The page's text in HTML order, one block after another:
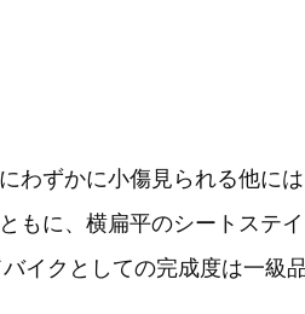
わずかに小傷見られる他に
もに、横扁平のシートステ
イクとしての完成度は一級品